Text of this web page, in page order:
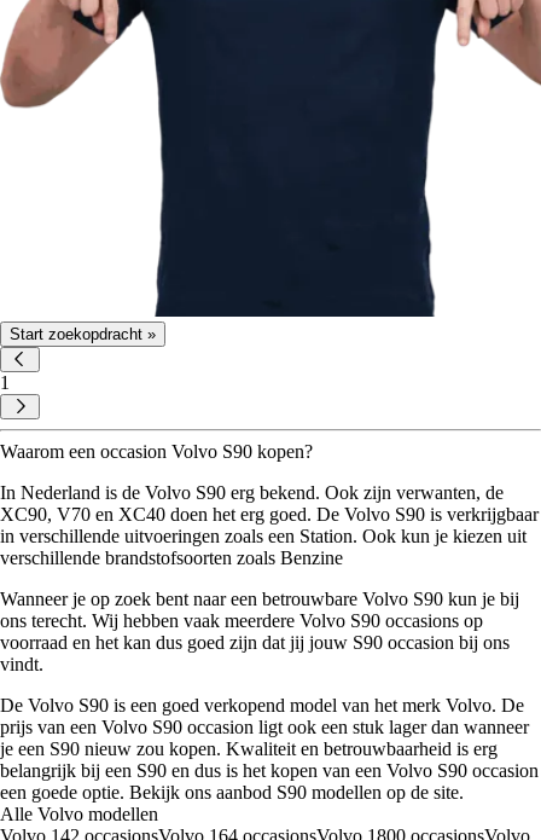
Start zoekopdracht »
1
Waarom een occasion Volvo S90 kopen?
In Nederland is de Volvo S90 erg bekend. Ook zijn verwanten, de
XC90, V70 en XC40 doen het erg goed. De Volvo S90 is verkrijgbaar
in verschillende uitvoeringen zoals een Station. Ook kun je kiezen uit
verschillende brandstofsoorten zoals Benzine
Wanneer je op zoek bent naar een betrouwbare Volvo S90 kun je bij
ons terecht. Wij hebben vaak meerdere Volvo S90 occasions op
voorraad en het kan dus goed zijn dat jij jouw S90 occasion bij ons
vindt.
De Volvo S90 is een goed verkopend model van het merk Volvo. De
prijs van een Volvo S90 occasion ligt ook een stuk lager dan wanneer
je een S90 nieuw zou kopen. Kwaliteit en betrouwbaarheid is erg
belangrijk bij een S90 en dus is het kopen van een Volvo S90 occasion
een goede optie. Bekijk ons aanbod S90 modellen op de site.
Alle Volvo modellen